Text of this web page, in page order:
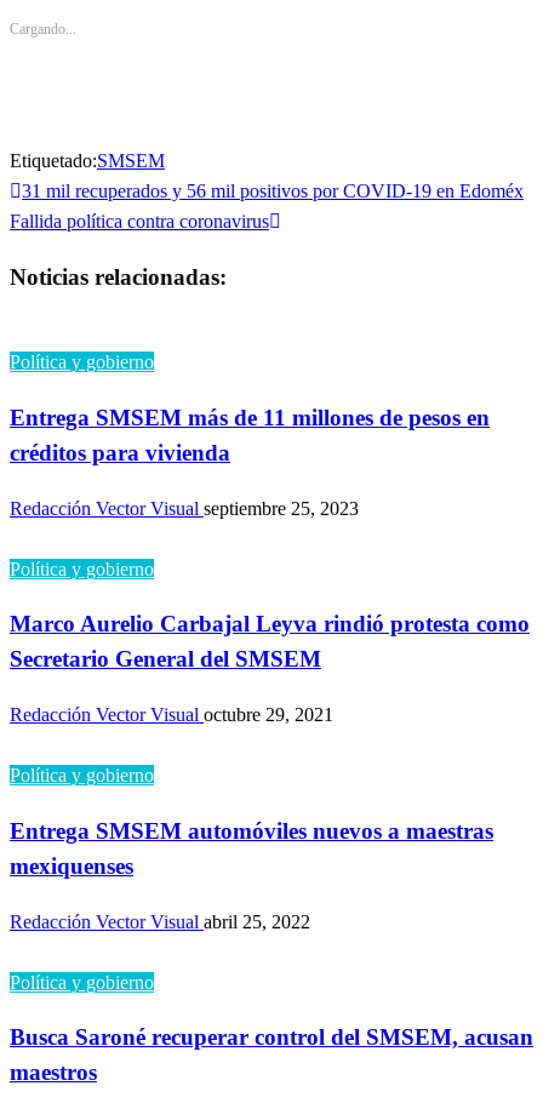
en
Cargando...
Etiquetado:SMSEM
Navegación
entradas
Entrada
anterior
31 mil recuperados y 56 mil positivos por COVID-19 en Edoméx
Entrada
Fallida política contra coronavirus
Noticias relacionadas:
Política y gobierno
Entrega SMSEM más de 11 millones de pesos en
créditos para vivienda
Redacción Vector Visual septiembre 25, 2023
Política y gobierno
Marco Aurelio Carbajal Leyva rindió protesta como
Secretario General del SMSEM
Redacción Vector Visual octubre 29, 2021
Política y gobierno
Entrega SMSEM automóviles nuevos a maestras
mexiquenses
Redacción Vector Visual abril 25, 2022
Política y gobierno
Busca Saroné recuperar control del SMSEM, acusan
maestros